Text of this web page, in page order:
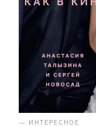
— ИНТЕРЕСНОЕ